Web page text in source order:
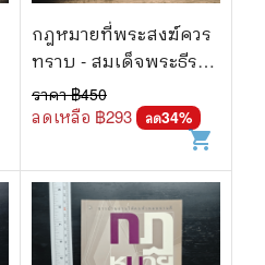
กฎหมายที่พระสงฆ์ควร
ทราบ - สมเด็จพระธีร
ญาณมุนี
ราคา ฿450
ลดเหลือ ฿293 ลด34%
shopping_cart